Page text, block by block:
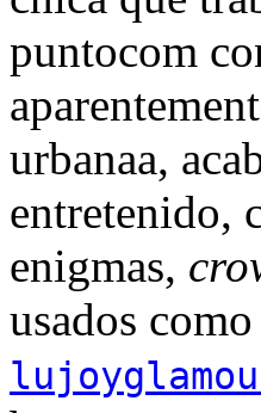
puntocom
urbanaa,
entretenido,
enigmas,
usados